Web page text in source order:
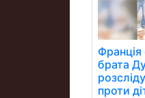
брата
проти